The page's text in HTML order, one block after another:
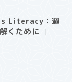
Literacy：過
くために 』